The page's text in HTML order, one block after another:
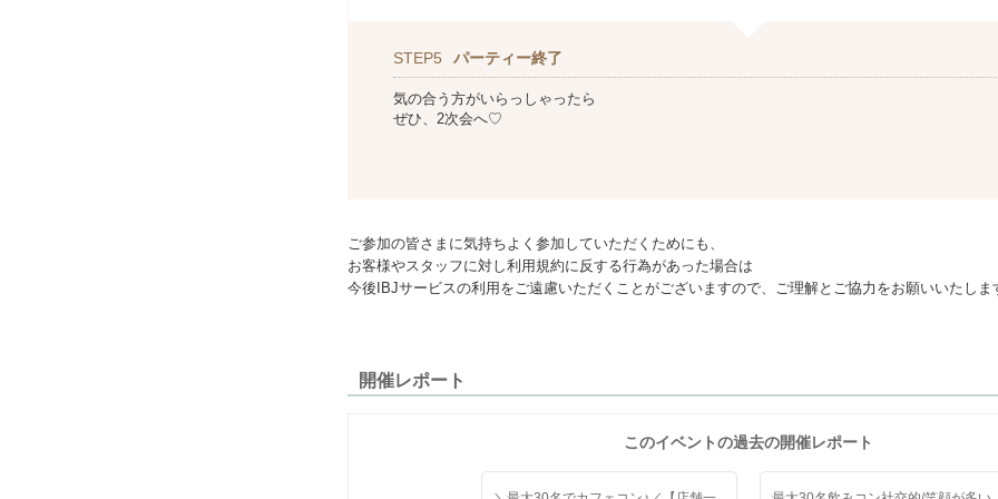
STEP5 パーティー終了
気の合う方がいらっしゃったら
ぜひ、2次会へ♡
ご参加の皆さまに気持ちよく参加していただくためにも、
お客様やスタッフに対し利用規約に反する行為があった場合は
今後IBJサービスの利用をご遠慮いただくことがございますので、ご理解とご協力をお願いいたしま
開催レポート
このイベントの過去の開催レポート